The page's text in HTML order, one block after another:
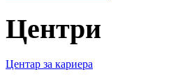
Центри
Центар за кариера